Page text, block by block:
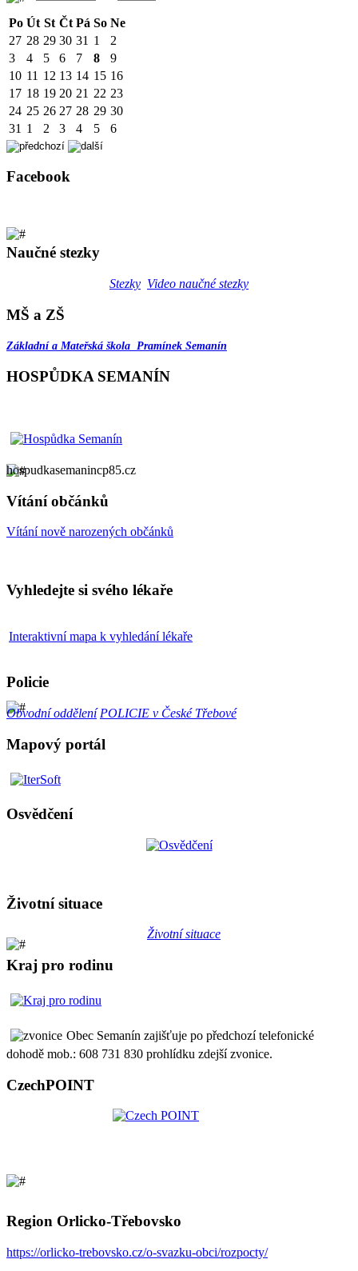
Po Út St Čt Pá So Ne
27 28 29 30 31 1
2
3
4 5 6 7 8
9
10 11 12 13 14 15 16
17 18 19 20 21 22 23
24 25 26 27 28 29 30
31 1 2 3 4 5 6
Facebook
Naučné stezky
Stezky Video naučné stezky
MŠ a ZŠ
Základní a Mateřská škola Pramínek Semanín
HOSPŮDKA SEMANÍN
hospudkasemanincp85.cz
Vítání občánků
Vítání nově narozených občánků
Vyhledejte si svého lékaře
Interaktivní mapa k vyhledání lékaře
Policie
Obvodní oddělení POLICIE v České Třebové
Mapový portál
Osvědčení
Životní situace
Životní situace
Kraj pro rodinu
Obec Semanín zajišťuje po předchozí telefonické
dohodě mob.: 608 731 830 prohlídku zdejší zvonice.
CzechPOINT
Region Orlicko-Třebovsko
https://orlicko-trebovsko.cz/o-svazku-obci/rozpocty/